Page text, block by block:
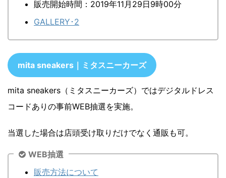
販売開始時間：2019年11月29日9時00分
GALLERY･2
mita sneakers｜ミタスニーカーズ
mita sneakers（ミタスニーカーズ）ではデジタルドレス
コードありの事前WEB抽選を実施。
当選した場合は店頭受け取りだけでなく通販も可。
WEB抽選
販売方法について